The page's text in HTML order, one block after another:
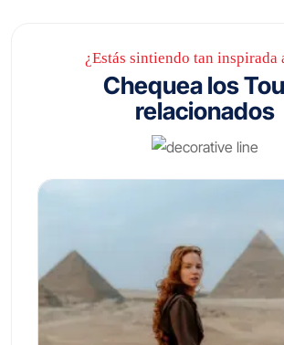
¿Estás sintiendo tan inspirada
Chequea los
relacionados